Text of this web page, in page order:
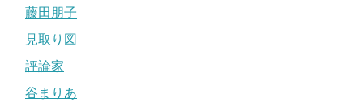
藤田朋子
見取り図
評論家
谷まりあ